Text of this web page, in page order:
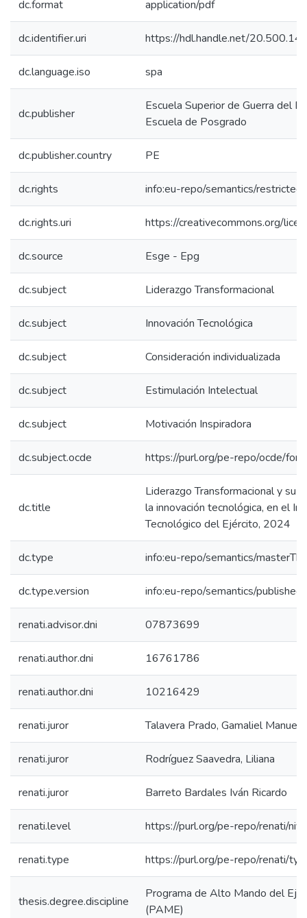
dc.format application/pdf
dc.identifier.uri https://hdl.handle.net/
dc.language.iso spa
dc.publisher
Escuela Superior de Guerra del
Escuela de Posgrado
dc.publisher.country PE
dc.rights info:eu-repo/semantics/
dc.rights.uri https://creativecommons.org/
dc.source Esge - Epg
dc.subject Liderazgo Transformacional
dc.subject Innovación Tecnológica
dc.subject Consideración individualizada
dc.subject Estimulación Intelectual
dc.subject Motivación Inspiradora
dc.subject.ocde https://purl.org/pe-repo/ocde/
dc.title
Liderazgo Transformacional y su
la innovación tecnológica, en el
Tecnológico del Ejército, 2024
dc.type info:eu-repo/semantics/
dc.type.version info:eu-repo/semantics/
renati.advisor.dni 07873699
renati.author.dni 16761786
renati.author.dni 10216429
renati.juror Talavera Prado, Gamaliel Manuel
renati.juror Rodríguez Saavedra, Liliana
renati.juror Barreto Bardales Iván Ricardo
renati.level https://purl.org/pe-repo/renati/
renati.type https://purl.org/pe-repo/renati/
thesis.degree.discipline
Programa de Alto Mando del
(PAME)